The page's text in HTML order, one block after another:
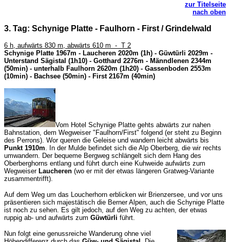
zur Titelseite
nach oben
3. Tag: Schynige Platte - Faulhorn - First / Grindelwald
6 h, aufwärts 830 m, abwärts 610 m - T 2
Schynige Platte 1967m - Laucheren 2020m (1h) - Güwtürli 2029m -
Unterstand Sägistal (1h10) - Gotthard 2276m - Männdlenen 2344m
(50min) - unterhalb Faulhorn 2620m (1h20) - Gassenboden 2553m
(10min) - Bachsee (50min) - First 2167m (40min)
Vom Hotel Schynige Platte gehts abwärts zur nahen
Bahnstation, dem Wegweiser "Faulhorn/First" folgend (er steht zu Beginn
des Perrons). Wor queren die Geleise und wandern leicht abwärts bis
Punkt 1910m. In der Mulde befindet sich die Alp Oberberg, die wir rechts
umwandern. Der bequeme Bergweg schlängelt sich dem Hang des
Oberberghorns entlang und führt durch eine Kuhweide aufwärts zum
Wegweiser Laucheren (wo er mit der etwas längeren Gratweg-Variante
zusammentrifft).
Auf dem Weg um das Loucherhorn erblicken wir Brienzersee, und vor uns
präsentieren sich majestätisch die Berner Alpen, auch die Schynige Platte
ist noch zu sehen. Es gilt jedoch, auf den Weg zu achten, der etwas
ruppig ab- und aufwärts zum Güwtürli führt.
Nun folgt eine genussreiche Wanderung ohne viel